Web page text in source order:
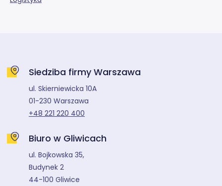
Siedziba firmy Warszawa
ul. Skierniewicka 10A
01-230 Warszawa
+48 221 220 400
Biuro w Gliwicach
ul. Bojkowska 35,
Budynek 2
44-100 Gliwice